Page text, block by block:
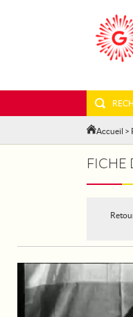
Accueil >
FICHE